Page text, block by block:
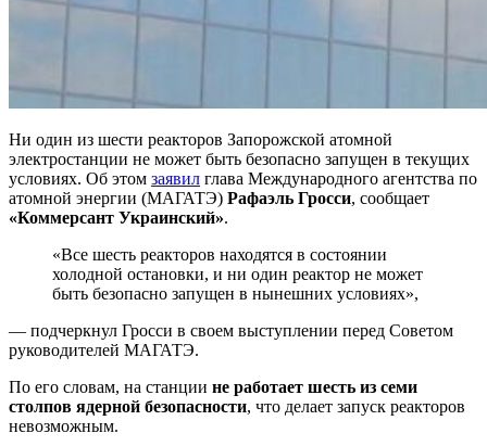
Ни один из шести реакторов Запорожской атомной
электростанции не может быть безопасно запущен в текущих
условиях. Об этом заявил глава Международного агентства по
атомной энергии (МАГАТЭ) Рафаэль Гросси, сообщает
«Коммерсант Украинский».
«Все шесть реакторов находятся в состоянии
холодной остановки, и ни один реактор не может
быть безопасно запущен в нынешних условиях»,
— подчеркнул Гросси в своем выступлении перед Советом
руководителей МАГАТЭ.
По его словам, на станции не работает шесть из семи
столпов ядерной безопасности, что делает запуск реакторов
невозможным.